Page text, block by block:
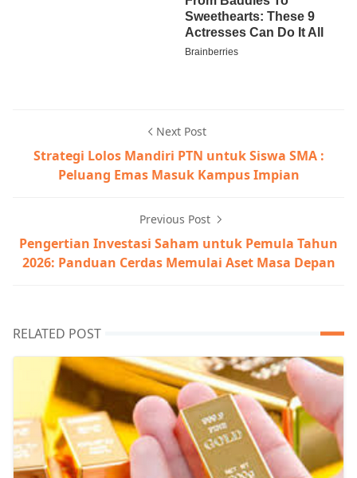
Next Post
Strategi Lolos Mandiri PTN untuk Siswa SMA :
Peluang Emas Masuk Kampus Impian
Previous Post
Pengertian Investasi Saham untuk Pemula Tahun
2026: Panduan Cerdas Memulai Aset Masa Depan
RELATED POST